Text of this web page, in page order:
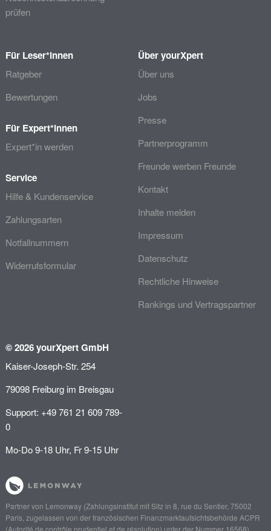
prüfen
Für Leser*innen
Ratgeber
Bewertungen
Für Expert*innen
Expert*in werden
Service
Hilfe & Kundenservice
Zahlungsarten
Notfallnummern
Widerrufsformular
Über yourXpert
Über uns
Jobs
Presse
Partnerprogramm
Freunde werben Freunde
Kontakt
Inhalte melden
Impressum
Datenschutz
Rechtliche Hinweise
Rankings und Vertragspartner
© 2026 yourXpert GmbH
Kaiser-Joseph-Str. 254
79098 Freiburg im Breisgau
Support: +49 761 21 609 789-
0
Mo-Do 9-18 Uhr, Fr 9-15 Uhr
Partner von Lemonway(Zahlungsinstitut mit Sitz in 8, rue du Sentier, 75002
Paris, zugelassen von der französischen Finanzmarktaufsichtsbehörde ACPR
(Autorité de contrôle prudentiel et de résolution) unter der Nummer 16568),